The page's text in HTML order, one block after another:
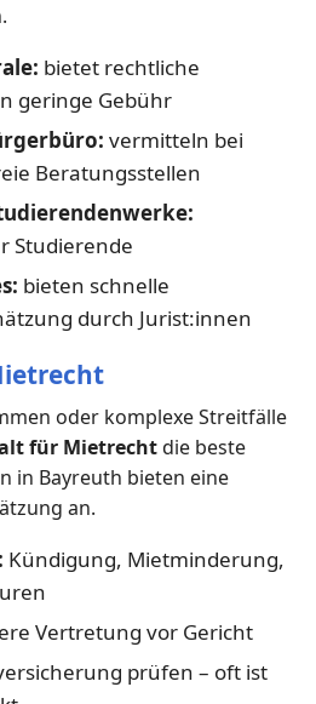
bietet rechtliche
geringe Gebühr
vermitteln bei
Beratungsstellen
Studierende
bieten schnelle
durch Jurist:innen
oder komplexe Streitfälle
für Mietrechtdie beste
in Bayreuth bieten eine
an.
Kündigung, Mietminderung,
Vertretung vor Gericht
prüfen – oft ist